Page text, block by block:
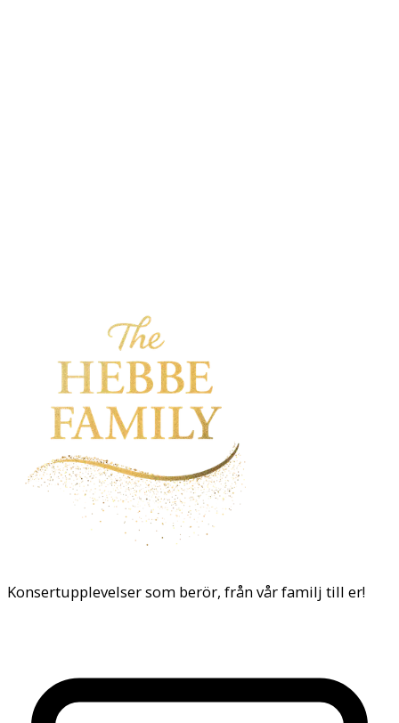
Konsertupplevelser som berör, från vår familj till er!